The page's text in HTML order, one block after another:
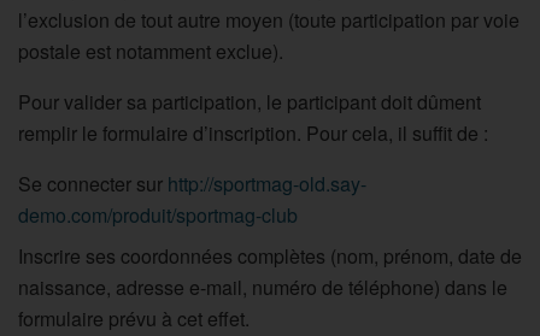
l’exclusion de tout autre moyen (toute participation par voie
postale est notamment exclue).
Pour valider sa participation, le participant doit dûment
remplir le formulaire d’inscription. Pour cela, il suffit de :
Se connecter sur http://sportmag-old.say-
demo.com/produit/sportmag-club
Inscrire ses coordonnées complètes (nom, prénom, date de
naissance, adresse e-mail, numéro de téléphone) dans le
formulaire prévu à cet effet.